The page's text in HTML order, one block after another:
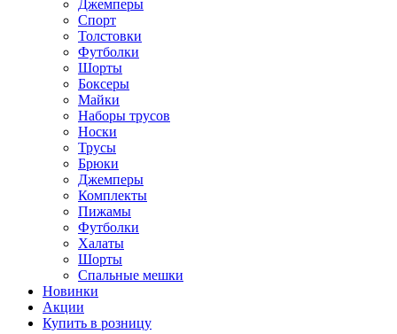
Джемперы
Спорт
Толстовки
Футболки
Шорты
Боксеры
Майки
Наборы трусов
Носки
Трусы
Брюки
Джемперы
Комплекты
Пижамы
Футболки
Халаты
Шорты
Спальные мешки
Новинки
Акции
Купить в розницу